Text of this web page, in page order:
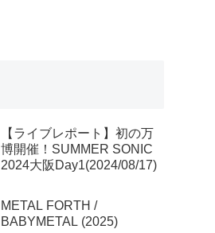
【ライブレポート】初の万
博開催！SUMMER SONIC
2024大阪Day1(2024/08/17)
METAL FORTH /
BABYMETAL (2025)